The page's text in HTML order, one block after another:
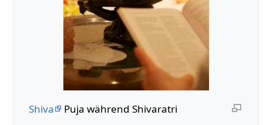
Shiva Puja während Shivaratri